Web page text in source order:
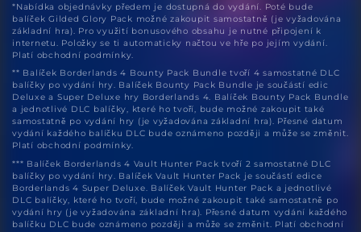
*Nabídka objednávky předem je dostupná do vydání. Poté bude
balíček Gilded Glory Pack možné zakoupit samostatně (je vyžadována
základní hra). Pro využití bonusového obsahu je nutné připojení k
internetu. Položky se ti automaticky načtou ve hře po jejím vydání.
Platí obchodní podmínky.
** Balíček Borderlands 4 Bounty Pack Bundle tvoří 4 samostatné DLC
balíčky po vydání hry. Balíček Bounty Pack Bundle je součástí edic
Deluxe a Super Deluxe hry Borderlands 4. Balíček Bounty Pack Bundle
a jednotlivé DLC balíčky, které ho tvoří, bude možné zakoupit také
samostatně po vydání hry (je vyžadována základní hra). Přesné datum
vydání každého balíčku DLC bude oznámeno později a může se změnit.
Platí obchodní podmínky.
*** Balíček Borderlands 4 Vault Hunter Pack tvoří 2 samostatné DLC
balíčky po vydání hry. Balíček Vault Hunter Pack je součástí edice
Borderlands 4 Super Deluxe. Balíček Vault Hunter Pack a jednotlivé
DLC balíčky, které ho tvoří, bude možné zakoupit také samostatně po
vydání hry (je vyžadována základní hra). Přesné datum vydání každého
balíčku DLC bude oznámeno později a může se změnit. Platí obchodní